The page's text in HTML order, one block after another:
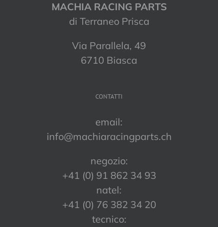
MACHIA RACING PARTS
di Terraneo Prisca
Via Parallela, 49
6710 Biasca
CONTATTI
email:
info@machiaracingparts.ch
negozio:
+41 (0) 91 862 34 93
natel:
+41 (0) 76 382 34 20
tecnico: